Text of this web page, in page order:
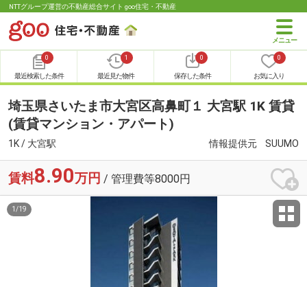
NTTグループ運営の不動産総合サイト goo住宅・不動産
0
最近検索した条件
1
最近見た物件
0
保存した条件
0
お気に入り
埼玉県さいたま市大宮区高鼻町１ 大宮駅 1K 賃貸
(賃貸マンション・アパート)
1K / 大宮駅 情報提供元 SUUMO
賃料8.90万円 / 管理費等8000円
1 /19